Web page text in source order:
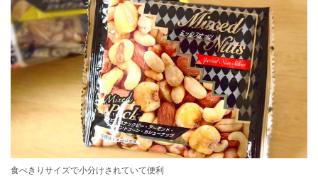
食べきりサイズで小分けされていて便利